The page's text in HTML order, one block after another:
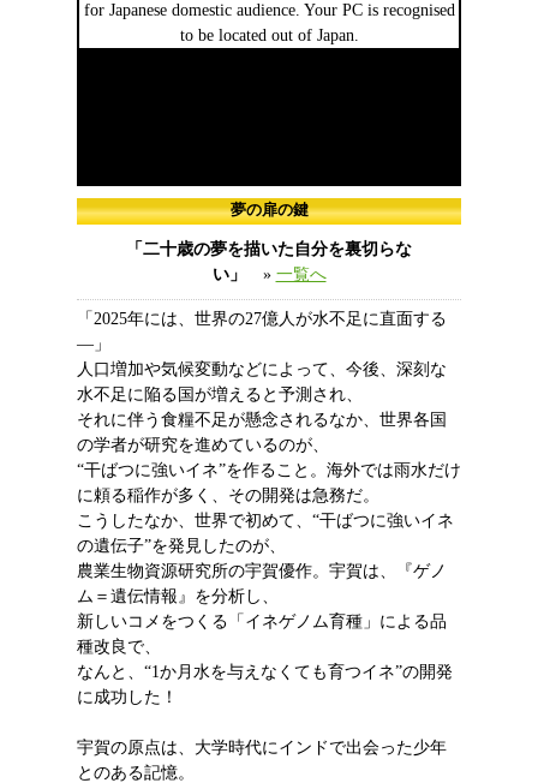
for Japanese domestic audience. Your PC is recognised
to be located out of Japan.
夢の扉の鍵
「二十歳の夢を描いた自分を裏切らな
い」
» 一覧へ
「2025年には、世界の27億人が水不足に直面する
―」
人口増加や気候変動などによって、今後、深刻な
水不足に陥る国が増えると予測され、
それに伴う食糧不足が懸念されるなか、世界各国
の学者が研究を進めているのが、
“干ばつに強いイネ”を作ること。海外では雨水だけ
に頼る稲作が多く、その開発は急務だ。
こうしたなか、世界で初めて、“干ばつに強いイネ
の遺伝子”を発見したのが、
農業生物資源研究所の宇賀優作。宇賀は、『ゲノ
ム＝遺伝情報』を分析し、
新しいコメをつくる「イネゲノム育種」による品
種改良で、
なんと、“1か月水を与えなくても育つイネ”の開発
に成功した！
宇賀の原点は、大学時代にインドで出会った少年
とのある記憶。